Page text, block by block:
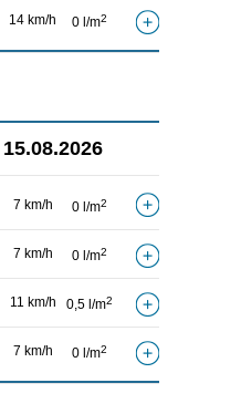
14 km/h 0 l/m2
15.08.2026
7 km/h 0 l/m2
7 km/h 0 l/m2
11 km/h 0,5 l/m2
7 km/h 0 l/m2